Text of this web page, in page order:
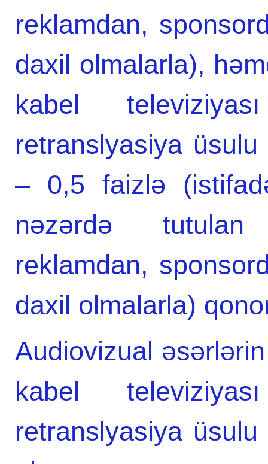
reklamdan,
daxil olmalarla),
kabel
retranslyasiya üsulu
– 0,5 faizlə
nəzərdə tutulan
reklamdan,
daxil olmalarla)
Audiovizual
kabel
retranslyasiya üsulu